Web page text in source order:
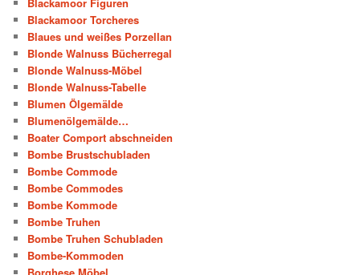
Blackamoor Torcheres
Blaues und weißes Porzellan
Blonde Walnuss Bücherregal
Blonde Walnuss-Möbel
Blonde Walnuss-Tabelle
Blumen Ölgemälde
Blumenölgemälde…
Boater Comport abschneiden
Bombe Brustschubladen
Bombe Commode
Bombe Commodes
Bombe Kommode
Bombe Truhen
Bombe Truhen Schubladen
Bombe-Kommoden